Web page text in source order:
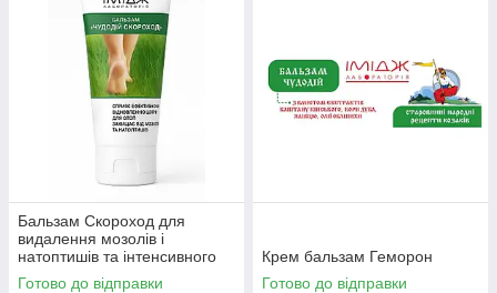
Бальзам Скороход для
видалення мозолів і
натоптишів та інтенсивного
пом'якшення шкіри стоп
Готово до відправки
Крем бальзам Геморон
Готово до відправки